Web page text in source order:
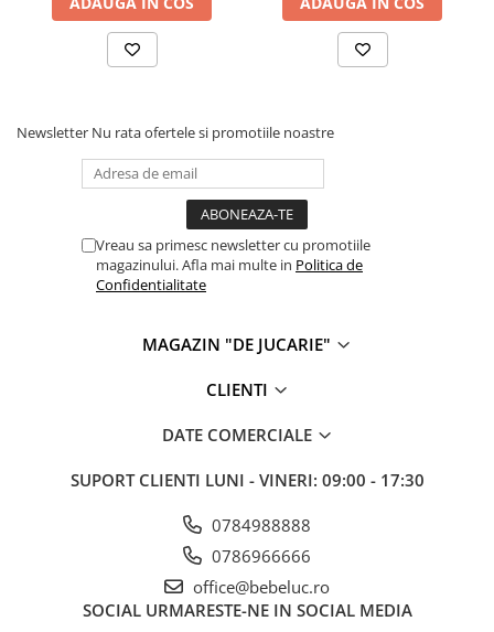
Cadou copii 4 ani
Cadou copii 5 ani
Cadou copii 7 ani
Cadou copii 8 ani
Cadou copii 10 ani
Cadou copii 11 ani
Papetarie
Newsletter Nu rata ofertele si promotiile noastre
Vreau sa primesc newsletter cu promotiile
magazinului. Afla mai multe in Politica de
Confidentialitate
MAGAZIN "DE JUCARIE"
CLIENTI
DATE COMERCIALE
SUPORT CLIENTI LUNI - VINERI: 09:00 - 17:30
0784988888
0786966666
office@bebeluc.ro
SOCIAL URMARESTE-NE IN SOCIAL MEDIA